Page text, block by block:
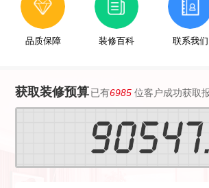
品质保障 装修百科 联系我们
获取装修预算已有6985位客户成功获取